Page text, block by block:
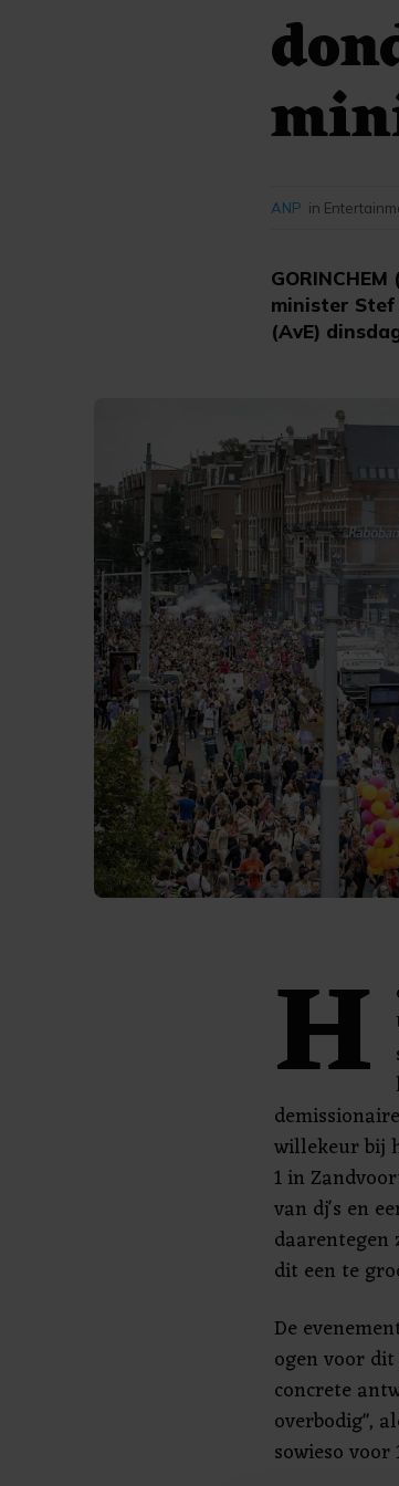
minister Stef
(AvE)
ANP in
H
willekeur bij
1 in
van dj's en
dit een te
De
ogen voor
concrete
overbodig",
sowieso voor